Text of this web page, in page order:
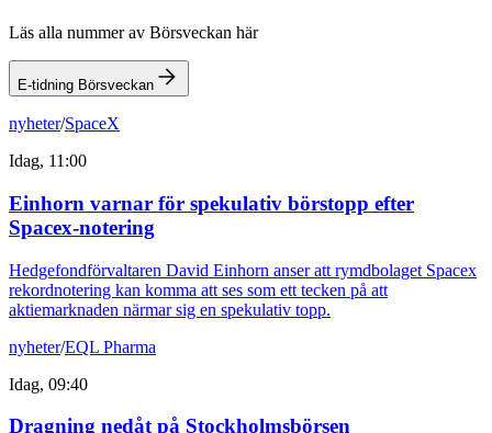
Läs alla nummer av Börsveckan här
E-tidning Börsveckan
nyheter/SpaceX
Idag, 11:00
Einhorn varnar för spekulativ börstopp efter
Spacex-notering
Hedgefondförvaltaren David Einhorn anser att rymdbolaget Spacex
rekordnotering kan komma att ses som ett tecken på att
aktiemarknaden närmar sig en spekulativ topp.
nyheter/EQL Pharma
Idag, 09:40
Dragning nedåt på Stockholmsbörsen